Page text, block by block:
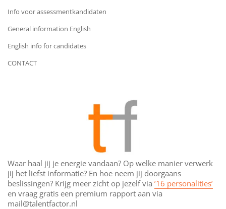
Info voor assessmentkandidaten
General information English
English info for candidates
CONTACT
Waar haal jij je energie vandaan? Op welke manier verwerk
jij het liefst informatie? En hoe neem jij doorgaans
beslissingen? Krijg meer zicht op jezelf via ’16 personalities’
en vraag gratis een premium rapport aan via
mail@talentfactor.nl